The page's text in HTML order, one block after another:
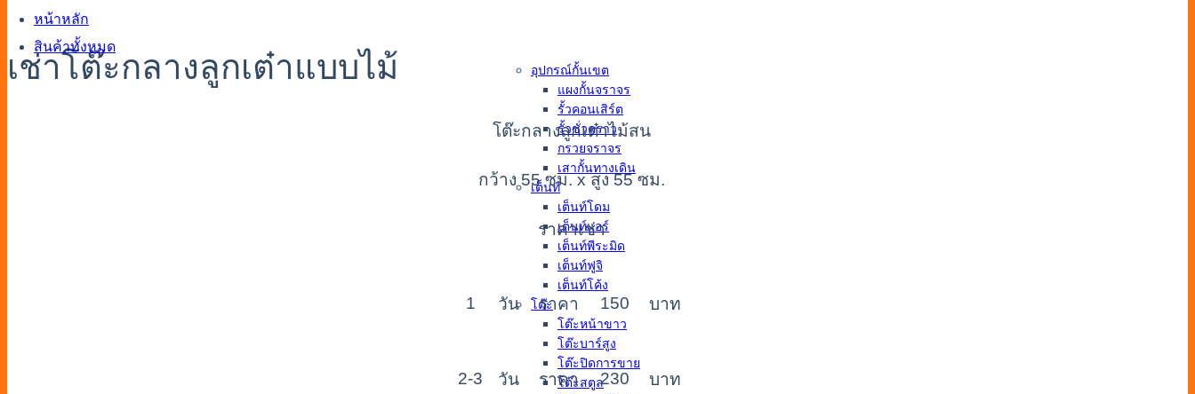
หน้าหลัก
สินค้าทั้งหมด
อุปกรณ์กั้นเขต
แผงกั้นจราจร
รั้วคอนเสิร์ต
รั้วชั่วคราว
กรวยจราจร
เสากั้นทางเดิน
เต็นท์
เต็นท์โดม
เต็นท์แอร์
เต็นท์พีระมิด
เต็นท์ฟูจิ
เต็นท์โค้ง
โต๊ะ
โต๊ะหน้าขาว
โต๊ะบาร์สูง
โต๊ะปิดการขาย
โต๊ะสตูล
เช่าโต๊ะกลางลูกเต๋าแบบไม้
โต๊ะกลางลูกเต๋าไม้สน
กว้าง 55 ซม. x สูง 55 ซม.
ราคาเช่า
1 วัน ราคา 150 บาท
2-3 วัน ราคา 230 บาท